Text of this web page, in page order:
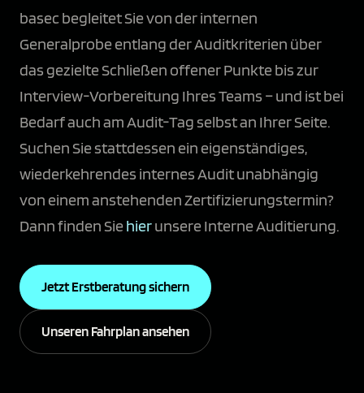
basec begleitet Sie von der internen
Generalprobe entlang der Auditkriterien über
das gezielte Schließen offener Punkte bis zur
Interview-Vorbereitung Ihres Teams – und ist bei
Bedarf auch am Audit-Tag selbst an Ihrer Seite.
Suchen Sie stattdessen ein eigenständiges,
wiederkehrendes internes Audit unabhängig
von einem anstehenden Zertifizierungstermin?
Dann finden Sie hierunsere Interne Auditierung.
Jetzt Erstberatung sichern
Unseren Fahrplan ansehen